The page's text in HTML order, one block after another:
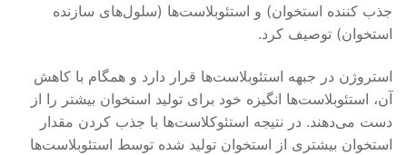
جذب کننده استخوان) و استئوبلاست‌ها (سلول‌های سازنده
استخوان) توصیف کرد.
استروژن در جبهه استئوبلاست‌ها قرار دارد و همگام با کاهش
آن، استئوبلاست‌ها انگیزه خود برای تولید استخوان بیشتر را از
دست می‌دهند. در نتیجه استئوکلاست‌ها با جذب کردن مقدار
استخوان بیشتری از استخوان تولید شده توسط استئوبلاست‌ها